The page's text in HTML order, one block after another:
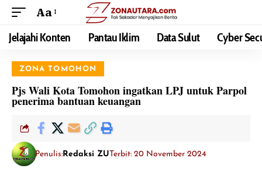
Aa
Jelajahi Konten Pantau Iklim Data Sulut Cyber
ZONA TOMOHON
Pjs Wali Kota Tomohon ingatkan LPJ untuk Parpol
penerima bantuan keuangan
Penulis: Redaksi ZUTerbit: 20 November 2024